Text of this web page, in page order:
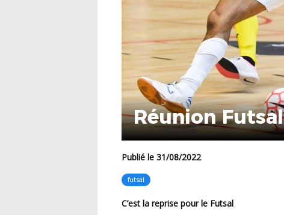
Réunion Futsal
Publié le 31/08/2022
futsal
C’est la reprise pour le Futsal